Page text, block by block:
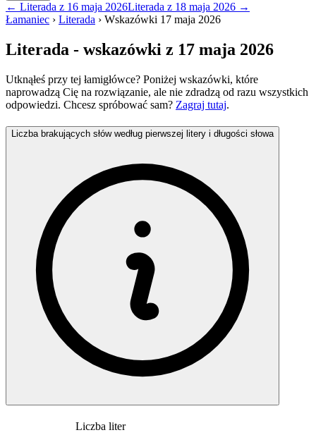
← Literada z 16 maja 2026Literada z 18 maja 2026 →
Łamaniec › Literada › Wskazówki 17 maja 2026
Literada - wskazówki z 17 maja 2026
Utknąłeś przy tej łamigłówce? Poniżej wskazówki, które
naprowadzą Cię na rozwiązanie, ale nie zdradzą od razu wszystkich
odpowiedzi. Chcesz spróbować sam? Zagraj tutaj.
Liczba brakujących słów według pierwszej litery i długości słowa
Liczba liter